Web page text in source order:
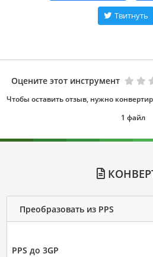
Твитнуть
Оцените этот инструмент
Чтобы оставить отзыв, нужно
1 файл
Преобразовать из PPS
PPS до 3GP